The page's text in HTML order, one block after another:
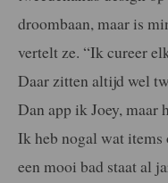
droombaan, maar is
vertelt ze. “Ik cureer
Daar zitten altijd wel
Dan app ik Joey,
Ik heb nogal wat items
een mooi bad staat al